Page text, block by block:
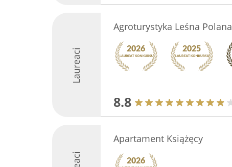
Laureaci
Agroturystyka Leśna Polana
8.8
Apartament Książęcy